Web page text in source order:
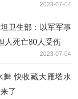
2023-07-04
卫生部：以军军事
人死亡80人受伤
2023-07-04
舞 快收藏大雁塔水
了